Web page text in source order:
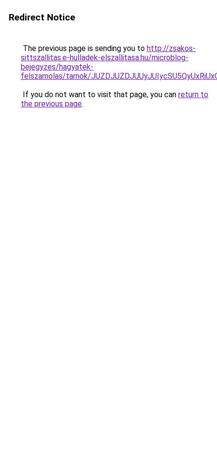
Redirect Notice
The previous page is sending you to http://zsakos-
sittszallitas.e-hulladek-elszallitasa.hu/microblog-
bejegyzes/hagyatek-
felszamolas/tarnok/
If you do not want to visit that page, you can return to
the previous page.